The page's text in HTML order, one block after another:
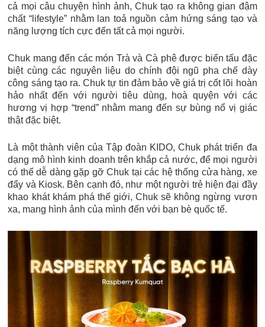
cả mọi câu chuyện hình ảnh, Chuk tạo ra không gian đậm
chất “lifestyle” nhằm lan toả nguồn cảm hứng sáng tạo và
năng lượng tích cực đến tất cả mọi người.
Chuk mang đến các món Trà và Cà phê được biến tấu đặc
biệt cùng các nguyên liệu do chính đội ngũ pha chế dày
công sáng tạo ra. Chuk tự tin đảm bảo về giá trị cốt lõi hoàn
hảo nhất đến với người tiêu dùng, hoà quyện với các
hương vị hợp “trend” nhằm mang đến sự bùng nổ vị giác
thật đặc biệt.
Là một thành viên của Tập đoàn KIDO, Chuk phát triển đa
dạng mô hình kinh doanh trên khắp cả nước, để mọi người
có thể dễ dàng gặp gỡ Chuk tại các hệ thống cửa hàng, xe
đẩy và Kiosk. Bên cạnh đó, như một người trẻ hiện đại đầy
khao khát khám phá thế giới, Chuk sẽ không ngừng vươn
xa, mang hình ảnh của mình đến với bạn bè quốc tế.